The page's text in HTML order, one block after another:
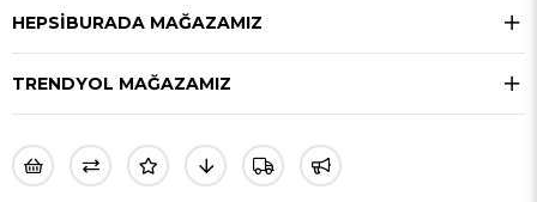
HEPSIBURADA MAĞAZAMIZ
TRENDYOL MAĞAZAMIZ